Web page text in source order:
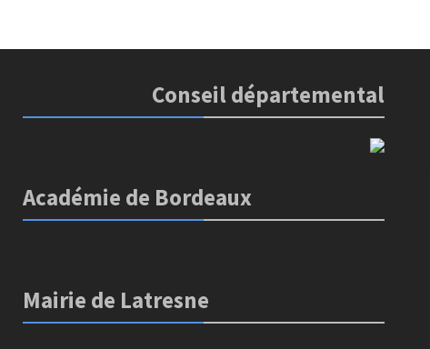
Conseil départemental
Académie de Bordeaux
Mairie de Latresne